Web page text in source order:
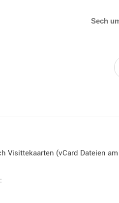
Sech
Visittekaarten (vCard Dateien